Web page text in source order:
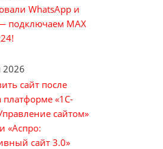
WhatsApp и
подключаем MAX
2026
сайт после
платформе «1С-
сайтом»
«Аспро:
сайт 3.0»